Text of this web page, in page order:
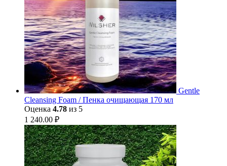
Gentle
Cleansing Foam / Пенка очищающая 170 мл
Оценка 4.78 из 5
1 240.00 ₽